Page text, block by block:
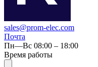
sales@prom-elec.com
Почта
Пн—Вс 08:00 – 18:00
Время работы